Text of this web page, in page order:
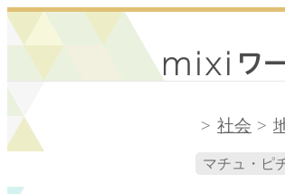
社会
マチュ・ピ